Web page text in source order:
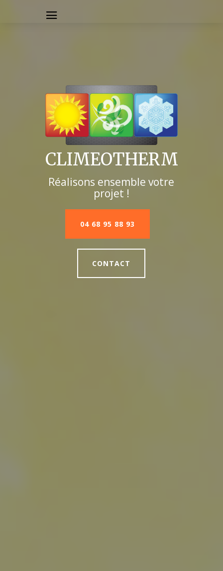
CLIMEOTHERM
Réalisons ensemble votre
projet !
04 68 95 88 93
CONTACT